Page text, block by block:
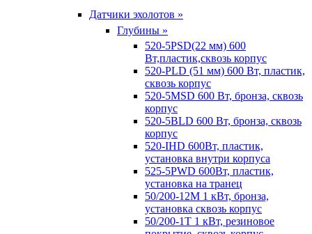
Датчики эхолотов »
Глубины »
520-5PSD(22 мм) 600
Вт,пластик,сквозь корпус
520-PLD (51 мм) 600 Вт, пластик,
сквозь корпус
520-5MSD 600 Вт, бронза, сквозь
корпус
520-5BLD 600 Вт, бронза, сквозь
корпус
520-IHD 600Вт, пластик,
установка внутри корпуса
525-5PWD 600Вт, пластик,
установка на транец
50/200-12M 1 кВт, бронза,
установка сквозь корпус
50/200-1T 1 кВт, резиновое